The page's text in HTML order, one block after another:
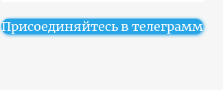
Присоединяйтесь в телеграмм